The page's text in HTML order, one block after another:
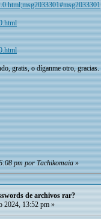
gratis, o díganme otro, gracias.
pm por Tachikomaia»
de archivos rar?
2024, 13:52 pm »